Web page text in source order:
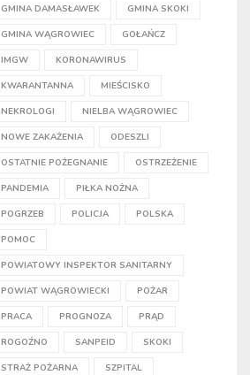
GMINA DAMASŁAWEK GMINA SKOKI
GMINA WĄGROWIEC GOŁAŃCZ
IMGW KORONAWIRUS
KWARANTANNA MIEŚCISKO
NEKROLOGI NIELBA WĄGROWIEC
NOWE ZAKAŻENIA ODESZLI
OSTATNIE POŻEGNANIE OSTRZEŻENIE
PANDEMIA PIŁKA NOŻNA
POGRZEB POLICJA POLSKA
POMOC
POWIATOWY INSPEKTOR SANITARNY
POWIAT WĄGROWIECKI POŻAR
PRACA PROGNOZA PRĄD
ROGOŹNO SANPEID SKOKI
STRAŻ POŻARNA SZPITAL